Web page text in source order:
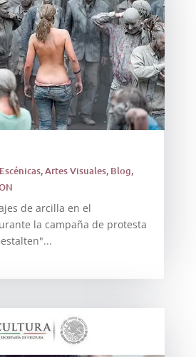
,Artes Visuales, Blog,
de arcilla en el
la campaña de protesta